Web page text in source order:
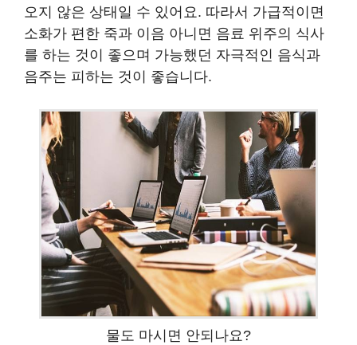
오지 않은 상태일 수 있어요. 따라서 가급적이면
소화가 편한 죽과 이음 아니면 음료 위주의 식사
를 하는 것이 좋으며 가능했던 자극적인 음식과
음주는 피하는 것이 좋습니다.
물도 마시면 안되나요?